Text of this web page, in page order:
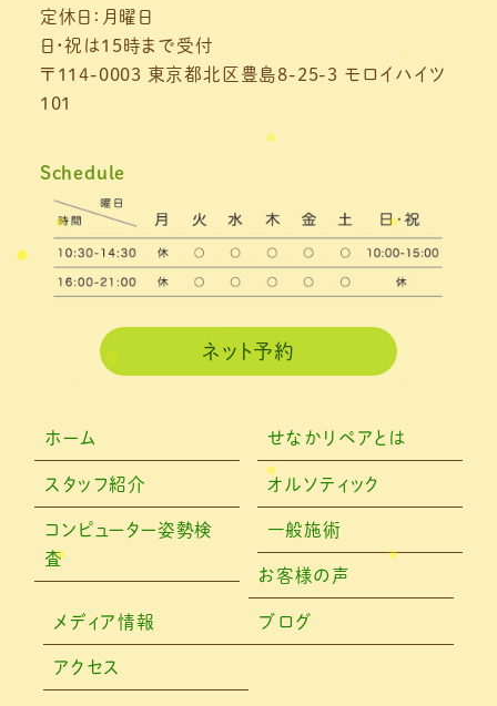
定休日：月曜日
日・祝は15時まで受付
〒114-0003 東京都北区豊島8-25-3 モロイハイツ
101
Schedule
ネット予約
ホーム せなかリペアとは
スタッフ紹介 オルソティック
コンピューター姿勢検
査
一般施術
お客様の声
メディア情報 ブログ
アクセス